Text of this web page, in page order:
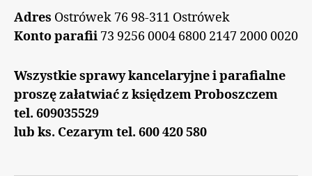
Adres Ostrówek 76 98-311 Ostrówek
Konto parafii 73 9256 0004 6800 2147 2000 0020
Wszystkie sprawy kancelaryjne i parafialne
proszę załatwiać z księdzem Proboszczem
tel. 609035529
lub ks. Cezarym tel. 600 420 580